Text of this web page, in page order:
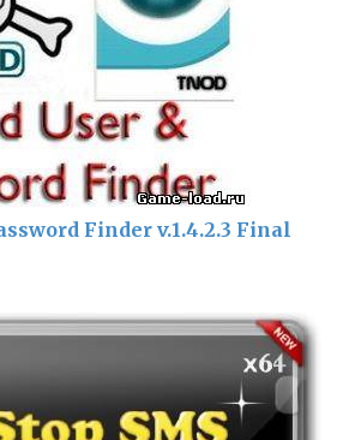
Finder v.1.4.2.3 Final